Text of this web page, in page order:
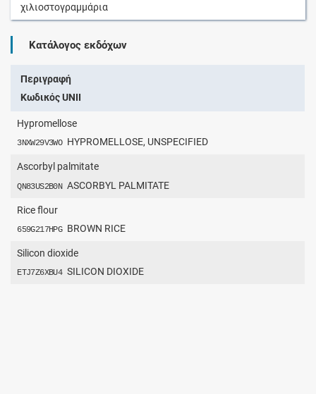
χιλιοστογραμμάρια
Κατάλογος εκδόχων
Περιγραφή
Κωδικός UNII
Hypromellose
3NXW29V3WO HYPROMELLOSE, UNSPECIFIED
Ascorbyl palmitate
QN83US2B0N ASCORBYL PALMITATE
Rice flour
659G217HPG BROWN RICE
Silicon dioxide
ETJ7Z6XBU4 SILICON DIOXIDE